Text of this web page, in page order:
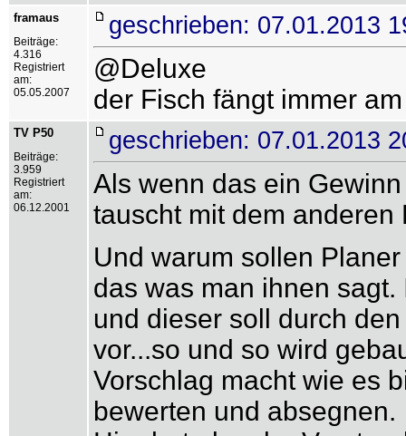
framaus
Beiträge:
4.316
Registriert
am:
05.05.2007
geschrieben: 07.01.2013
@Deluxe
der Fisch fängt immer
TV P50
Beiträge:
3.959
Registriert
am:
06.12.2001
geschrieben: 07.01.2013
Als wenn das ein
tauscht mit dem anderen
Und warum sollen
das was man ihnen
und dieser soll durch
vor...so und so wird
Vorschlag macht wie es
bewerten und absegnen.